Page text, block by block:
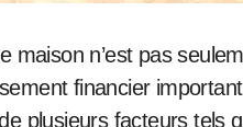
financier
plusieurs facteurs tels